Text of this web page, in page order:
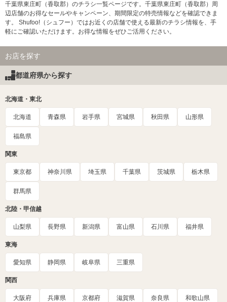
千葉県東庄町（香取郡）のチラシ一覧ページです。千葉県東庄町（香取郡）周
辺店舗のお得なセールやキャンペーン、期間限定の特売情報などを確認できま
す。 Shufoo!（シュフー）ではお近くの店舗で使える最新のチラシ情報を、手
軽にご確認いただけます。お得な情報をぜひご活用ください。
お店を探す
都道府県から探す
北海道・東北
北海道 青森県 岩手県 宮城県 秋田県 山形県
福島県
関東
東京都 神奈川県 埼玉県 千葉県 茨城県 栃木県
群馬県
北陸・甲信越
山梨県 長野県 新潟県 富山県 石川県 福井県
東海
愛知県 静岡県 岐阜県 三重県
関西
大阪府 兵庫県 京都府 滋賀県 奈良県 和歌山県